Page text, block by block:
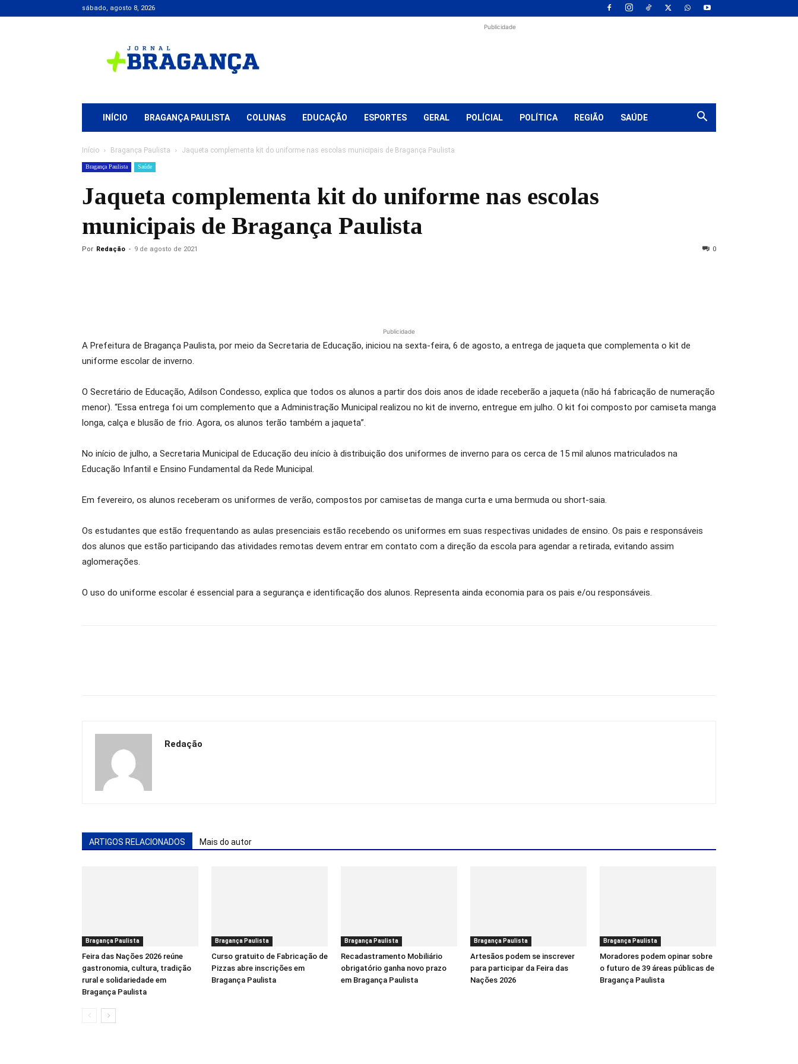
sábado, agosto 8, 2026
+
Bragança
Publicidade
INÍCIO BRAGANÇA PAULISTA COLUNAS EDUCAÇÃO ESPORTES GERAL POLÍCIAL POLÍTICA REGIÃO SAÚDE
Início Bragança Paulista Jaqueta complementa kit do uniforme nas escolas municipais de Bragança Paulista
Bragança Paulista Saúde
Jaqueta complementa kit do uniforme nas escolas
municipais de Bragança Paulista
Por Redação - 9 de agosto de 2021 0
Publicidade
A Prefeitura de Bragança Paulista, por meio da Secretaria de Educação, iniciou na sexta-feira, 6 de agosto, a entrega de jaqueta que complementa o kit de
uniforme escolar de inverno.
O Secretário de Educação, Adilson Condesso, explica que todos os alunos a partir dos dois anos de idade receberão a jaqueta (não há fabricação de numeração
menor). “Essa entrega foi um complemento que a Administração Municipal realizou no kit de inverno, entregue em julho. O kit foi composto por camiseta manga
longa, calça e blusão de frio. Agora, os alunos terão também a jaqueta”.
No início de julho, a Secretaria Municipal de Educação deu início à distribuição dos uniformes de inverno para os cerca de 15 mil alunos matriculados na
Educação Infantil e Ensino Fundamental da Rede Municipal.
Em fevereiro, os alunos receberam os uniformes de verão, compostos por camisetas de manga curta e uma bermuda ou short-saia.
Os estudantes que estão frequentando as aulas presenciais estão recebendo os uniformes em suas respectivas unidades de ensino. Os pais e responsáveis
dos alunos que estão participando das atividades remotas devem entrar em contato com a direção da escola para agendar a retirada, evitando assim
aglomerações.
O uso do uniforme escolar é essencial para a segurança e identificação dos alunos. Representa ainda economia para os pais e/ou responsáveis.
Redação
ARTIGOS RELACIONADOS Mais do autor
Bragança Paulista
Feira das Nações 2026 reúne
gastronomia, cultura, tradição
rural e solidariedade em
Bragança Paulista
Bragança Paulista
Curso gratuito de Fabricação de
Pizzas abre inscrições em
Bragança Paulista
Bragança Paulista
Recadastramento Mobiliário
obrigatório ganha novo prazo
em Bragança Paulista
Bragança Paulista
Artesãos podem se inscrever
para participar da Feira das
Nações 2026
Bragança Paulista
Moradores podem opinar sobre
o futuro de 39 áreas públicas de
Bragança Paulista